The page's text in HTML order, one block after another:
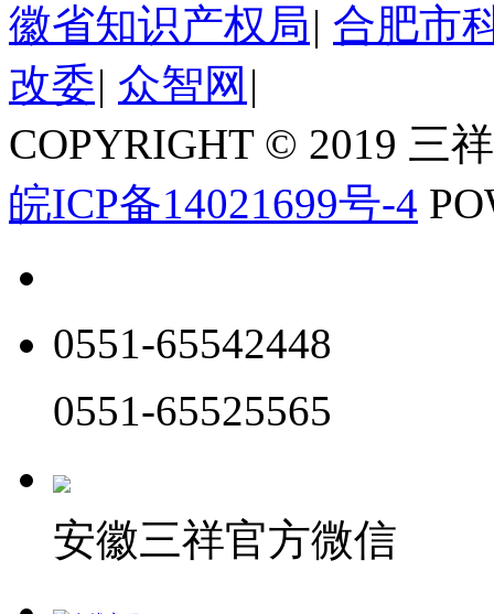
徽省知识产权局| 合肥市
改委| 众智网 |
COPYRIGHT © 2019 三
皖ICP备14021699号-4
0551-65542448
0551-65525565
安徽三祥官方微信